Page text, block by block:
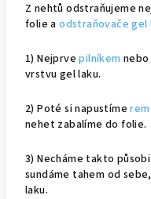
Z nehtů odstraňujeme
folie aodstraňovače gel
1) Nejprvepilníkem
vrstvu gel laku.
2) Poté si napustíme
nehet zabalíme do folie.
3) Necháme takto
sundáme tahem od
laku.